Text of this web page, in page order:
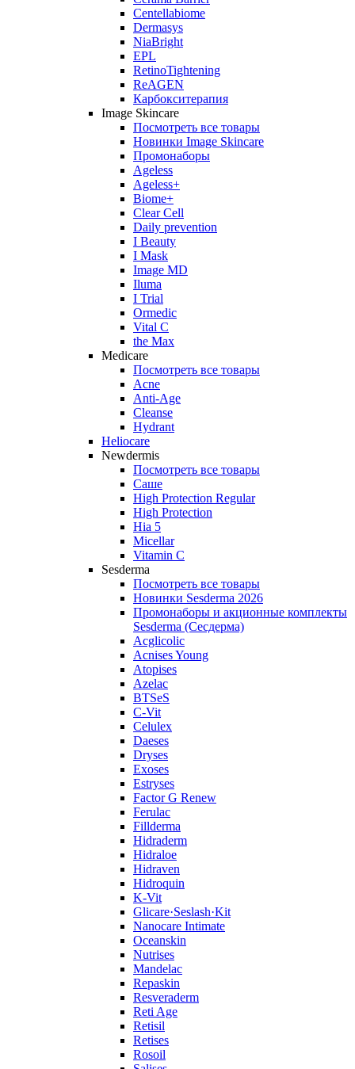
Centellabiome
Dermasys
NiaBright
EPL
RetinoTightening
ReAGEN
Карбокситерапия
Image Skincare
Посмотреть все товары
Новинки Image Skincare
Промонаборы
Ageless
Ageless+
Biome+
Clear Cell
Daily prevention
I Beauty
I Mask
Image MD
Iluma
I Trial
Ormedic
Vital C
the Max
Medicare
Посмотреть все товары
Acne
Anti‑Age
Cleanse
Hydrant
Heliocare
Newdermis
Посмотреть все товары
Саше
High Protection Regular
High Protection
Hia 5
Micellar
Vitamin C
Sesderma
Посмотреть все товары
Новинки Sesderma 2026
Промонаборы и акционные комплекты
Sesderma (Сесдерма)
Acglicolic
Acnises Young
Atopises
Azelac
BTSeS
C‑Vit
Celulex
Daeses
Dryses
Exoses
Estryses
Factor G Renew
Ferulac
Fillderma
Hidraderm
Hidraloe
Hidraven
Hidroquin
K-Vit
Glicare·Seslash·Kit
Nanocare Intimate
Oceanskin
Nutrises
Mandelac
Repaskin
Resveraderm
Reti Age
Retisil
Retises
Rosoil